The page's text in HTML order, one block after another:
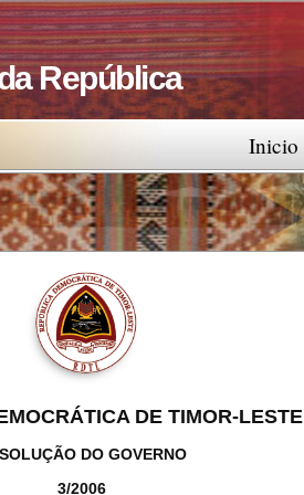
República
Inicio
DE TIMOR-LESTE
DO GOVERNO
3/2006